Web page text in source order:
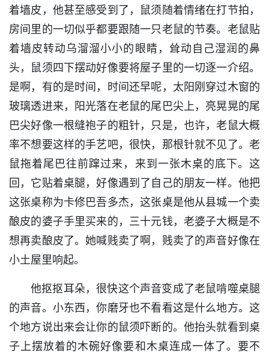
着墙皮，他甚至感受到了，鼠须随着情绪在打节拍，
房间里的一切似乎都要跟随一只老鼠的节奏。老鼠贴
着墙皮转动乌溜溜小小的眼睛，耸动自己湿润的鼻
头，鼠须四下摆动好像要将屋子里的一切逐一介绍。
是啊，有的是时间，时间还早呢，太阳刚穿过木窗的
玻璃透进来，阳光落在老鼠的尾巴尖上，亮晃晃的尾
巴尖好像一根缝袍子的粗针，只是，也许，老鼠大概
率不想要这样的手艺吧，很快，那根针就不见了。老
鼠拖着尾巴往前蹿过来，来到一张木桌的底下。这
回，它贴着桌腿，好像遇到了自己的朋友一样。他把
这张桌称为卡修巴吾多杰，这张桌是他从县城一个卖
酿皮的婆子手里买来的，三十元钱，老婆子大概是不
想再卖酿皮了。她喊贱卖了啊，贱卖了的声音好像在
小土屋里响起。
他抠抠耳朵，很快这个声音变成了老鼠啃噬桌腿
的声音。小东西，你磨牙也不看看这是什么地方。这
个地方说出来会让你的鼠须吓断的。他抬头就看到桌
子上摆放着的木碗好像要和木桌连成一体了。要不